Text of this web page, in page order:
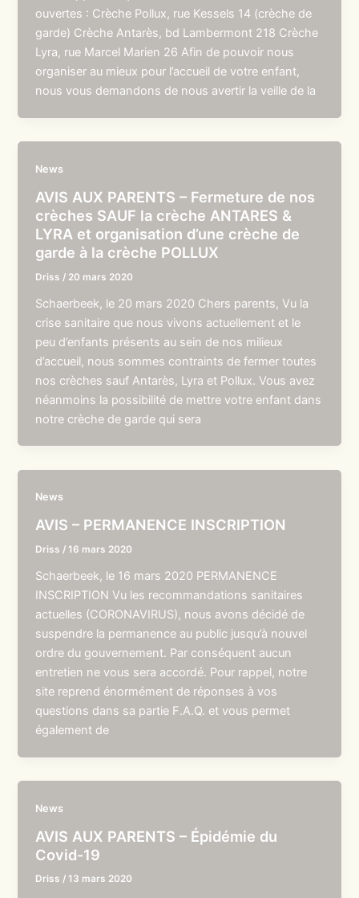
ouvertes : Crèche Pollux, rue Kessels 14 (crèche de
garde) Crèche Antarès, bd Lambermont 218 Crèche
Lyra, rue Marcel Marien 26 Afin de pouvoir nous
organiser au mieux pour l’accueil de votre enfant,
nous vous demandons de nous avertir la veille de la
News
AVIS AUX PARENTS – Fermeture de nos
crèches SAUF la crèche ANTARES &
LYRA et organisation d’une crèche de
garde à la crèche POLLUX
Driss / 20 mars 2020
Schaerbeek, le 20 mars 2020 Chers parents, Vu la
crise sanitaire que nous vivons actuellement et le
peu d’enfants présents au sein de nos milieux
d’accueil, nous sommes contraints de fermer toutes
nos crèches sauf Antarès, Lyra et Pollux. Vous avez
néanmoins la possibilité de mettre votre enfant dans
notre crèche de garde qui sera
News
AVIS – PERMANENCE INSCRIPTION
Driss /16 mars 2020
Schaerbeek, le 16 mars 2020 PERMANENCE
INSCRIPTION Vu les recommandations sanitaires
actuelles (CORONAVIRUS), nous avons décidé de
suspendre la permanence au public jusqu’à nouvel
ordre du gouvernement. Par conséquent aucun
entretien ne vous sera accordé. Pour rappel, notre
site reprend énormément de réponses à vos
questions dans sa partie F.A.Q. et vous permet
également de
News
AVIS AUX PARENTS – Épidémie du
Covid-19
Driss /13 mars 2020